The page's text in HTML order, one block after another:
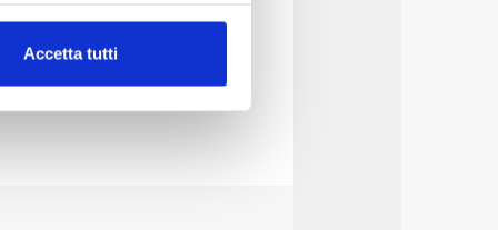
(impronte
Accetta tutti